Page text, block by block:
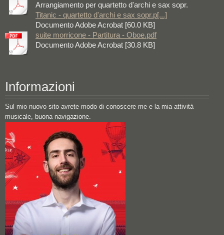
Arrangiamento per quartetto d'archi e sax sopr.
Titanic - quartetto d'archi e sax sopr.p[...]
Documento Adobe Acrobat [60.0 KB]
suite morricone - Partitura - Oboe.pdf
Documento Adobe Acrobat [30.8 KB]
Informazioni
Sul mio nuovo sito avrete modo di conoscere me e la mia attività
musicale, buona navigazione.